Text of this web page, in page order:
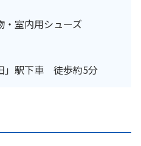
室内用シューズ
」駅下車 徒歩約5分